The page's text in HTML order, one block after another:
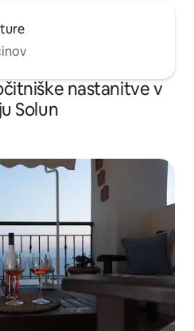
nastanitve v
Solun
z značko »Izbira gostov«